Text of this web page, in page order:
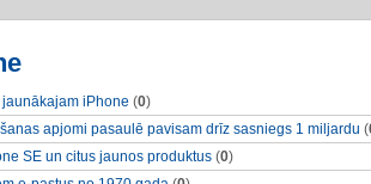
iPhone (0)
apjomi pasaulē pavisam drīz sasniegs 1 miljardu (
SE un citus jaunos produktus (0)